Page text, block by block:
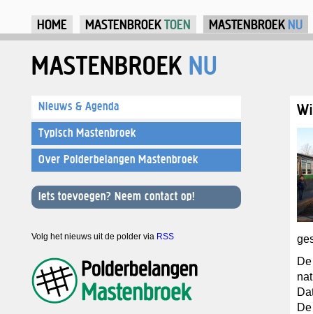
HOME MASTENBROEKTOEN MASTENBROEK NU
MASTENBROEK NU
Nieuws & Agenda
Typisch Mastenbroek
Over Polderbelangen Mastenbroek
Iets toevoegen? Neem contact op!
Volg het nieuws uit de polder via RSS